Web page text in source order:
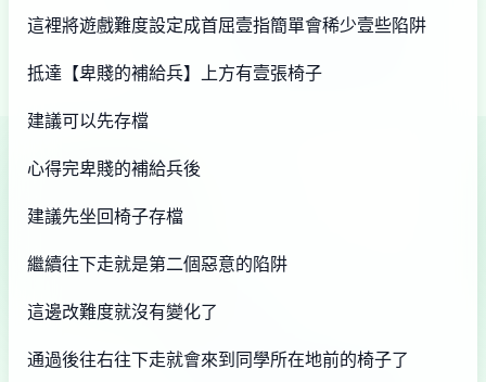
這裡將遊戲難度設定成首屈壹指簡單會稀少壹些陷阱
抵達【卑賤的補給兵】上方有壹張椅子
建議可以先存檔
心得完卑賤的補給兵後
建議先坐回椅子存檔
繼續往下走就是第二個惡意的陷阱
這邊改難度就沒有變化了
通過後往右往下走就會來到同學所在地前的椅子了